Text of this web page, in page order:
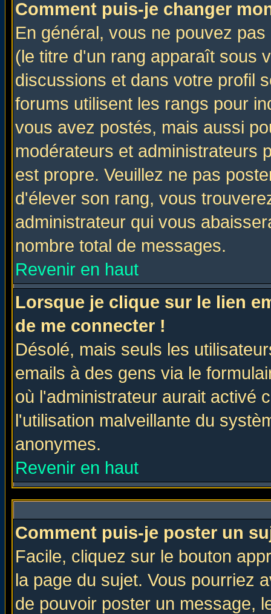
Comment puis-je changer
En général, vous ne pouvez
(le titre d'un rang apparaît sous
discussions et dans votre profil
forums utilisent les rangs pour
vous avez postés, mais aussi
modérateurs et administrateurs
est propre. Veuillez ne pas
d'élever son rang, vous
administrateur qui vous
nombre total de messages.
Revenir en haut
Lorsque je clique sur le lien
de me connecter !
Désolé, mais seuls les
emails à des gens via le
où l'administrateur aurait activé
l'utilisation malveillante du
anonymes.
Revenir en haut
Comment puis-je poster un
Facile, cliquez sur le bouton
la page du sujet. Vous pourriez
de pouvoir poster un message,